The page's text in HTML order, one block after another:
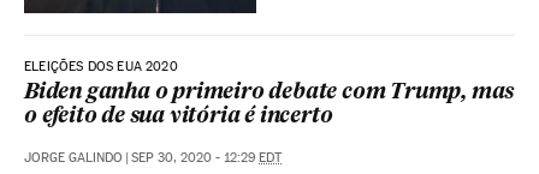
ELEIÇÕES DOS EUA 2020
Biden ganha o primeiro debate com Trump, mas
o efeito de sua vitória é incerto
JORGE GALINDO | SEP 30, 2020 - 12:29 EDT